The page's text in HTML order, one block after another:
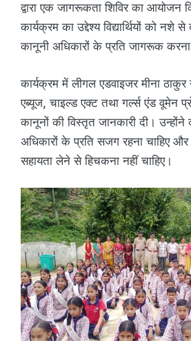
द्वारा एक जागरूकता शिविर का आयोजन
कार्यक्रम का उद्देश्य विद्यार्थियों को
कानूनी अधिकारों के प्रति जागरूक करना
कार्यक्रम में लीगल एडवाइजर मीना
एब्यूज, चाइल्ड एक्ट तथा गर्ल्स एंड वूमेन
कानूनों की विस्तृत जानकारी दी।
अधिकारों के प्रति सजग रहना चाहिए
सहायता लेने से हिचकना नहीं चाहिए।